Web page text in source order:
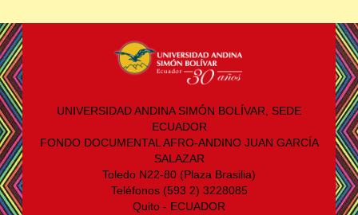
UNIVERSIDAD ANDINA SIMÓN BOLÍVAR, SEDE
ECUADOR
FONDO DOCUMENTAL AFRO-ANDINO JUAN GARCÍA
SALAZAR
Toledo N22-80 (Plaza Brasilia)
Teléfonos (593 2) 3228085
Quito - ECUADOR